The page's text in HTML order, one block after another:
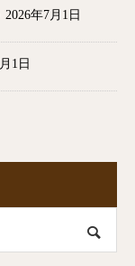
2026年7月1日
1日